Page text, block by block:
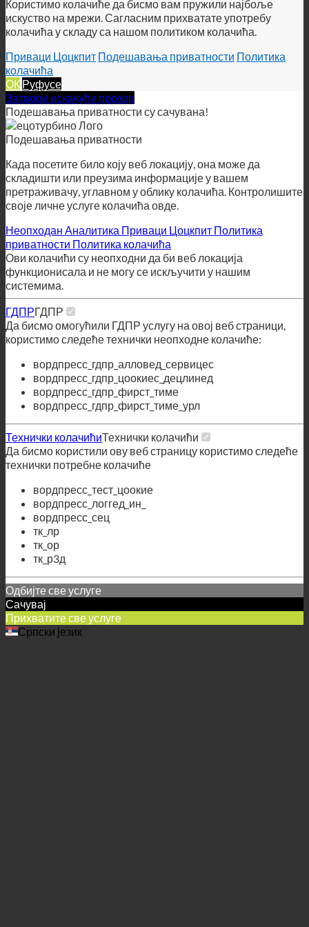
Приваци Цоцкпит Подешавања приватностиПолитика
колачића
ОК Руфусе
Затвори искачући прозор
Подешавања приватности су сачувана!
Подешавања приватности
Када посетите било коју веб локацију, она може да
складишти или преузима информације у вашем
претраживачу, углавном у облику колачића. Контролишите
своје личне услуге колачића овде.
НеопходанАналитикаПриваци ЦоцкпитПолитика
приватностиПолитика колачића
Ови колачићи су неопходни да би веб локација
функционисала и не могу се искључити у нашим
системима.
ГДПРГДПР
Да бисмо омогућили ГДПР услугу на овој веб страници,
вордпресс_гдпр_алловед_сервицес
вордпресс_гдпр_цоокиес_децлинед
вордпресс_гдпр_фирст_тиме
вордпресс_гдпр_фирст_тиме_урл
Технички колачићиТехнички колачићи
Да бисмо користили ову веб страницу користимо следеће
вордпресс_тест_цоокие
вордпресс_логгед_ин_
вордпресс_сец
тк_лр
тк_ор
тк_р3д
Одбијте све услуге
Сачувај
Српски језик